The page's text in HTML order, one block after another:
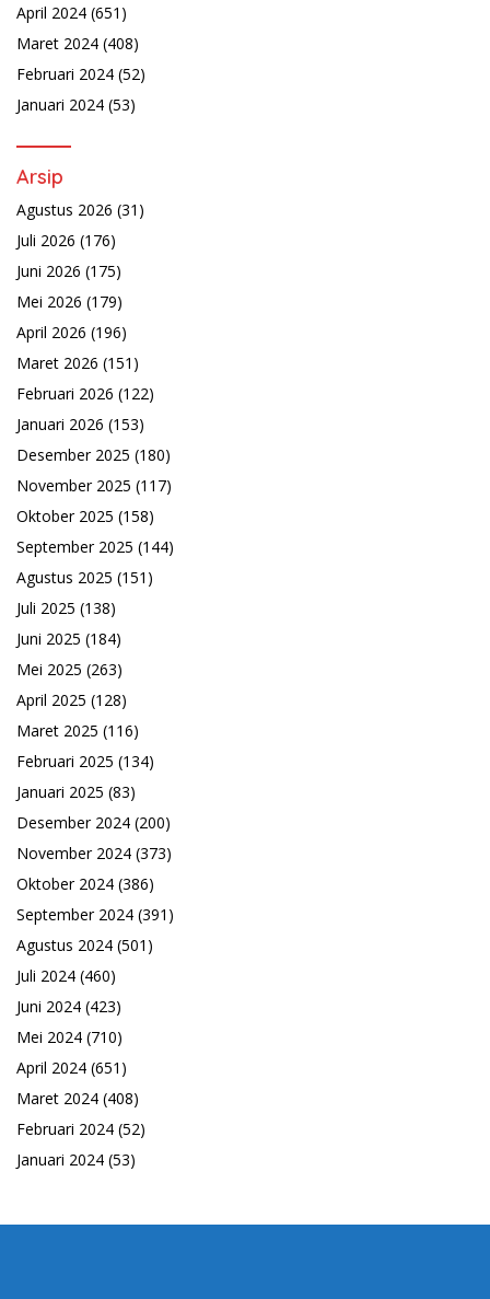
April 2024 (651)
Maret 2024 (408)
Februari 2024 (52)
Januari 2024 (53)
Arsip
Agustus 2026 (31)
Juli 2026 (176)
Juni 2026 (175)
Mei 2026 (179)
April 2026 (196)
Maret 2026 (151)
Februari 2026 (122)
Januari 2026 (153)
Desember 2025 (180)
November 2025 (117)
Oktober 2025 (158)
September 2025 (144)
Agustus 2025 (151)
Juli 2025 (138)
Juni 2025 (184)
Mei 2025 (263)
April 2025 (128)
Maret 2025 (116)
Februari 2025 (134)
Januari 2025 (83)
Desember 2024 (200)
November 2024 (373)
Oktober 2024 (386)
September 2024 (391)
Agustus 2024 (501)
Juli 2024 (460)
Juni 2024 (423)
Mei 2024 (710)
April 2024 (651)
Maret 2024 (408)
Februari 2024 (52)
Januari 2024 (53)